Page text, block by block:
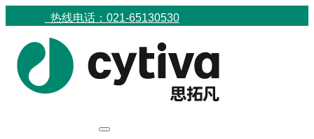
热线电话：021-65130530